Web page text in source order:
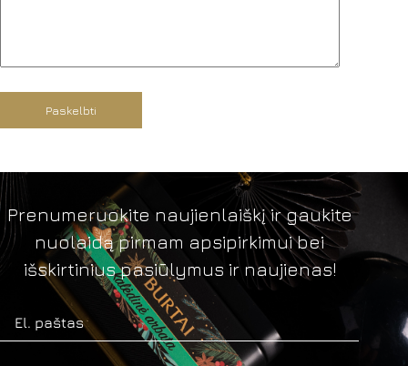
Paskelbti
Prenumeruokite naujienlaiškį ir gaukite
nuolaidą pirmam apsipirkimui bei
išskirtinius pasiūlymus ir naujienas!